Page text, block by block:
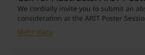
We cordially invite you to submit an
consideration at the ARIT Poster
Mehr dazu